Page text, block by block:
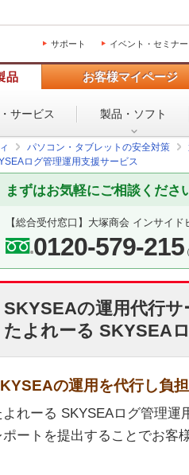
サポート イベント・セミナー
品 お客様マイページ
サービス 製品・ソフト
パソコン・タブレットの安全対策
ログ管理運用支援サービス
まずはお気軽にご相談くださ
【総合受付窓口】 大塚商会 インサイド
0120-579-215
SKYSEAの運用代行サ
たよれーる SKYSEA
の運用を代行し負
よれーる SKYSEAログ管理
ポートを提出することでお客